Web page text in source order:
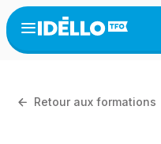
Aller
au
contenu
Open
menu
Retour aux formations